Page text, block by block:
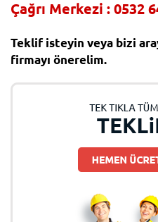
Çağrı Merkezi : 0532
Teklif isteyin veya bizi
firmayı önerelim.